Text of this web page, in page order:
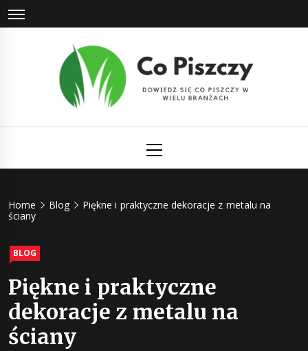
Skip
to
Menu
Home Blog
Piękne i praktyczne dekoracje z metalu na
ściany
BLOG
Piękne i praktyczne
dekoracje z metalu na
ściany